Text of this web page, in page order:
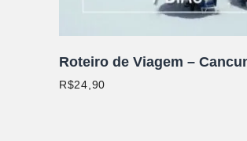
Roteiro de Viagem –
R$24,90